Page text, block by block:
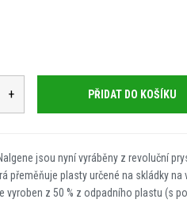
PŘIDAT DO KOŠÍKU
jsou nyní vyráběny z revoluční
přeměňuje plasty určené na skládky na
vyroben z 50 % z odpadního plastu (s